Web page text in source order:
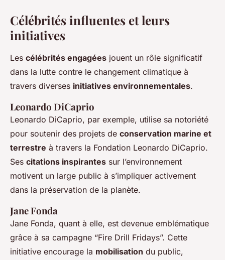
Célébrités influentes et leurs
initiatives
Les célébrités engagées jouent un rôle significatif
dans la lutte contre le changement climatique à
travers diverses initiatives environnementales.
Leonardo DiCaprio
Leonardo DiCaprio, par exemple, utilise sa notoriété
pour soutenir des projets de conservation marine et
terrestre à travers la Fondation Leonardo DiCaprio.
Ses citations inspirantes sur l’environnement
motivent un large public à s’impliquer activement
dans la préservation de la planète.
Jane Fonda
Jane Fonda, quant à elle, est devenue emblématique
grâce à sa campagne “Fire Drill Fridays”. Cette
initiative encourage la mobilisation du public,